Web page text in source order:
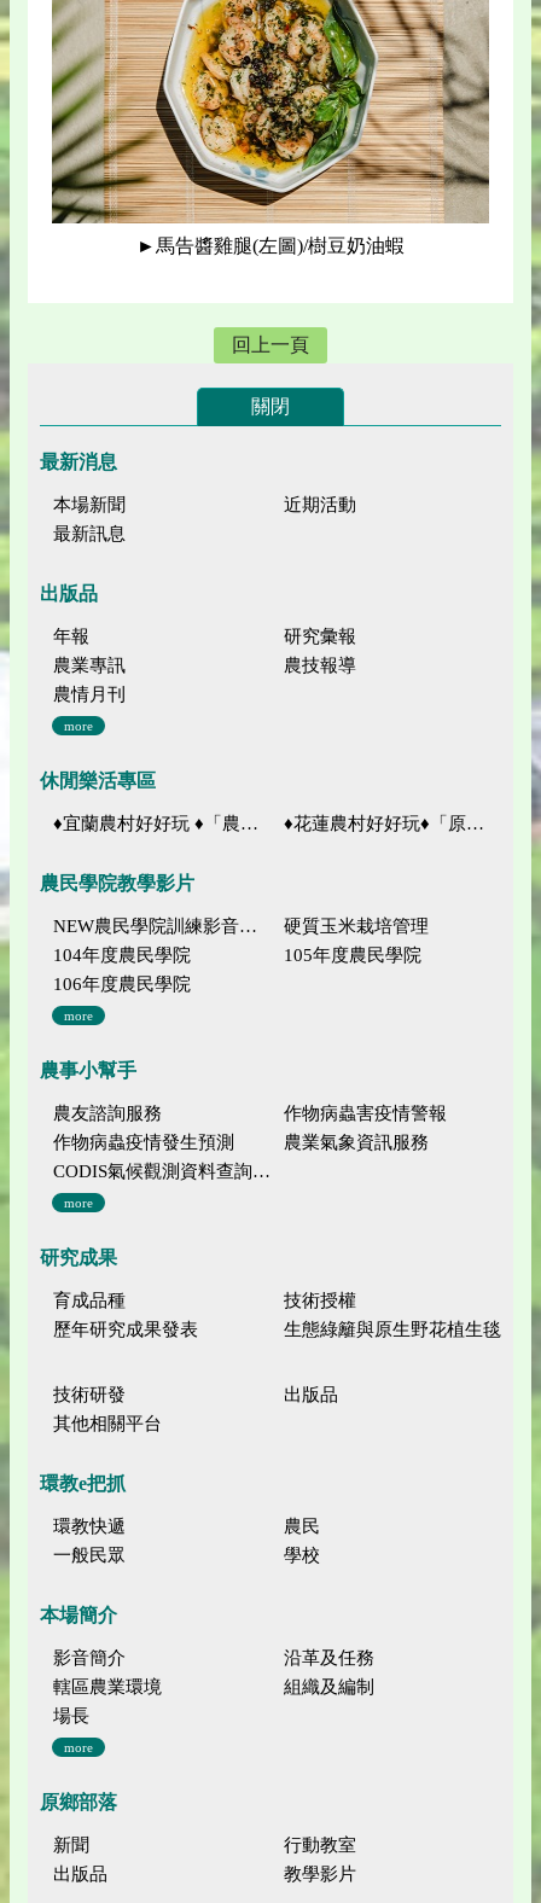
►馬告醬雞腿(左圖)/樹豆奶油蝦
回上一頁
關閉
最新消息
本場新聞
近期活動
最新訊息
出版品
年報
研究彙報
農業專訊
農技報導
農情月刊
more
休閒樂活專區
♦宜蘭農村好好玩 ♦「農、藝、山、水」四條遊程推薦 ♦花蓮農村好好玩♦「原、生、慢、活」四條遊程推薦
農民學院教學影片
NEW農民學院訓練影音分類
硬質玉米栽培管理
104年度農民學院
105年度農民學院
106年度農民學院
more
農事小幫手
農友諮詢服務
作物病蟲害疫情警報
作物病蟲疫情發生預測
農業氣象資訊服務
CODIS氣候觀測資料查詢服務
more
研究成果
育成品種
技術授權
歷年研究成果發表
生態綠籬與原生野花植生毯
技術研發
出版品
其他相關平台
環教e把抓
環教快遞
農民
一般民眾
學校
本場簡介
影音簡介
沿革及任務
轄區農業環境
組織及編制
場長
more
原鄉部落
新聞
行動教室
出版品
教學影片